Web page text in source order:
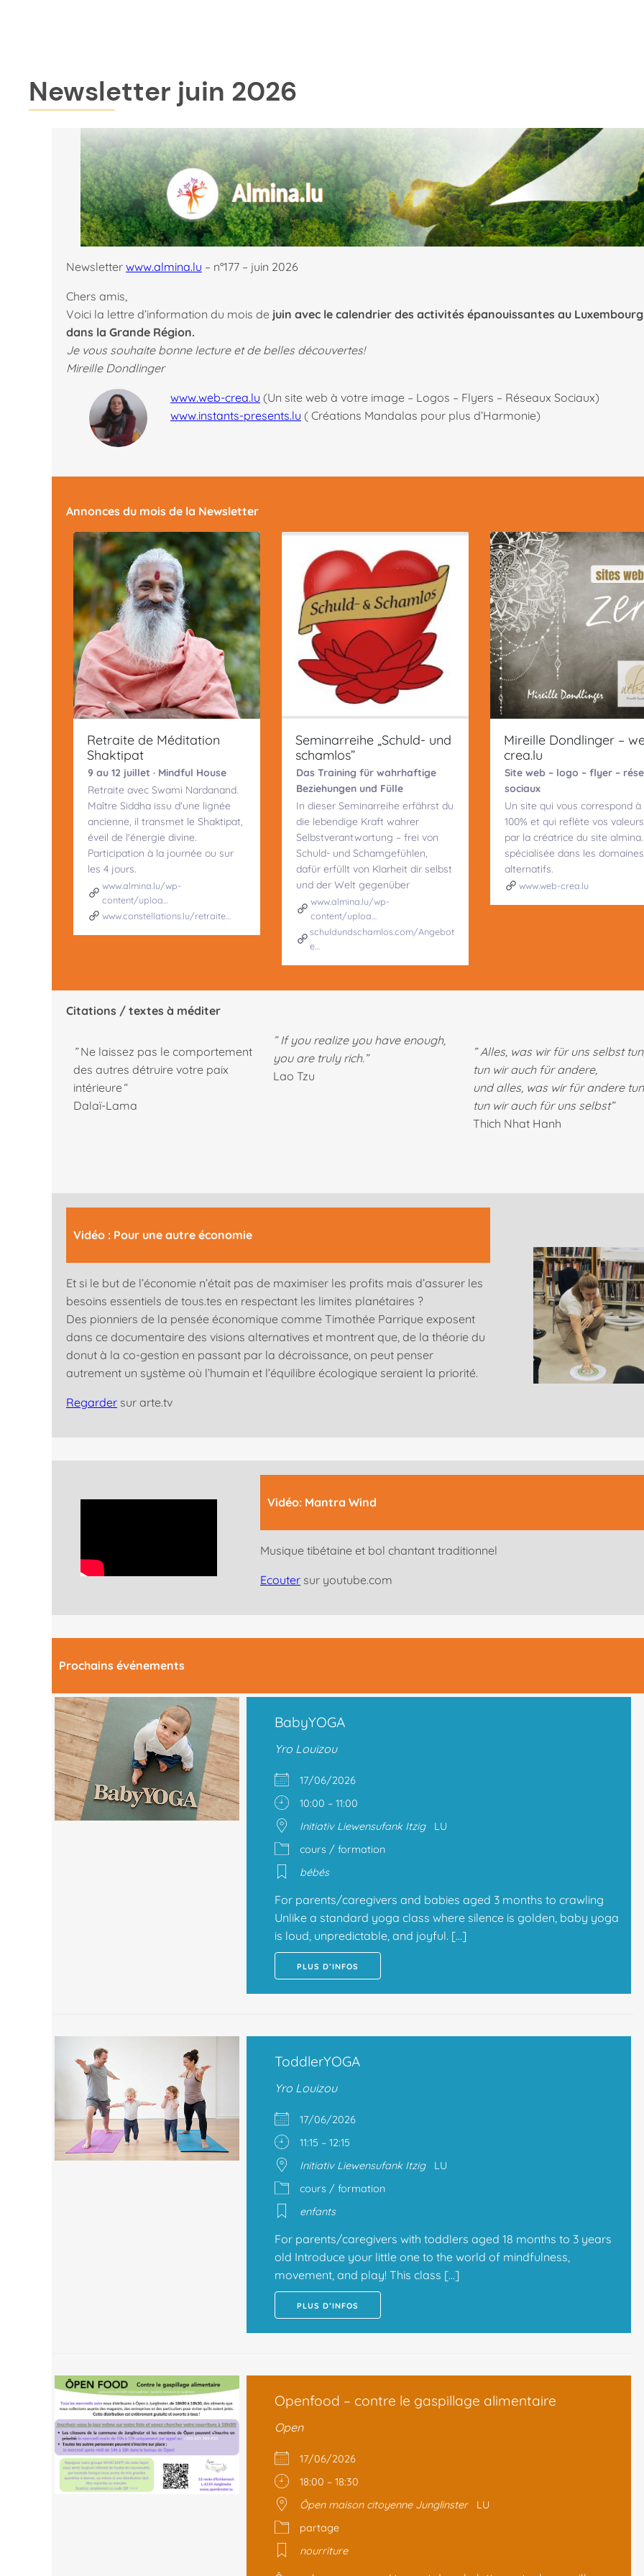
Newsletter juin 2026
Newsletter www.almina.lu – n°177 – juin 2026
Chers amis,
Voici la lettre d’information du mois de juin avec le calendrier des activités épanouissantes au
dans la Grande Région.
Je vous souhaite bonne lecture et de belles découvertes!
Mireille Dondlinger
www.web-crea.lu (Un site web à votre image – Logos – Flyers – Réseaux Sociaux)
www.instants-presents.lu ( Créations Mandalas pour plus d’Harmonie)
Annonces du mois de la Newsletter
Retraite de Méditation
Shaktipat
9 au 12 juillet · Mindful House
Retraite avec Swami Nardanand.
Maître Siddha issu d'une lignée
ancienne, il transmet le Shaktipat,
éveil de l'énergie divine.
Participation à la journée ou sur
les 4 jours.
www.almina.lu/wp-
content/uploa…
www.constellations.lu/retraite…
Seminarreihe „Schuld- und
schamlos”
Das Training für wahrhaftige
Beziehungen und Fülle
In dieser Seminarreihe erfährst du
die lebendige Kraft wahrer
Selbstverantwortung – frei von
Schuld- und Schamgefühlen,
dafür erfüllt von Klarheit dir selbst
und der Welt gegenüber
www.almina.lu/wp-
content/uploa…
schuldundschamlos.com/Angebot
e…
Mireille Dondlinger –
crea.lu
Site web – logo – flyer –
sociaux
Un site qui vous correspond à
100% et qui reflète vos
par la créatrice du site
spécialisée dans les domaines
alternatifs.
www.web-crea.lu
Citations / textes à méditer
”Ne laissez pas le comportement
des autres détruire votre paix
intérieure“
Dalaï-Lama
” If you realize you have enough,
you are truly rich.”
Lao Tzu
” Alles, was wir für uns selbst
tun wir auch für andere,
und alles, was wir für andere
tun wir auch für uns selbst”
Thich Nhat Hanh
Vidéo : Pour une autre économie
Et si le but de l’économie n’était pas de maximiser les profits mais d’assurer les
besoins essentiels de tous.tes en respectant les limites planétaires ?
Des pionniers de la pensée économique comme Timothée Parrique exposent
dans ce documentaire des visions alternatives et montrent que, de la théorie du
donut à la co-gestion en passant par la décroissance, on peut penser
autrement un système où l’humain et l’équilibre écologique seraient la priorité.
Regarder sur arte.tv
Vidéo: Mantra Wind
Musique tibétaine et bol chantant traditionnel
Ecouter sur youtube.com
Prochains événements
BabyYOGA
Yro Louizou
17/06/2026
10:00 – 11:00
Initiativ Liewensufank Itzig
LU
cours / formation
bébés
For parents/caregivers and babies aged 3 months to crawling
Unlike a standard yoga class where silence is golden, baby yoga
is loud, unpredictable, and joyful. […]
PLUS D’INFOS
ToddlerYOGA
Yro Louizou
17/06/2026
11:15 – 12:15
Initiativ Liewensufank Itzig
LU
cours / formation
enfants
For parents/caregivers with toddlers aged 18 months to 3 years
old Introduce your little one to the world of mindfulness,
movement, and play! This class […]
PLUS D’INFOS
Openfood – contre le gaspillage alimentaire
Open
17/06/2026
18:00 – 18:30
Ôpen maison citoyenne Junglinster
LU
partage
nourriture